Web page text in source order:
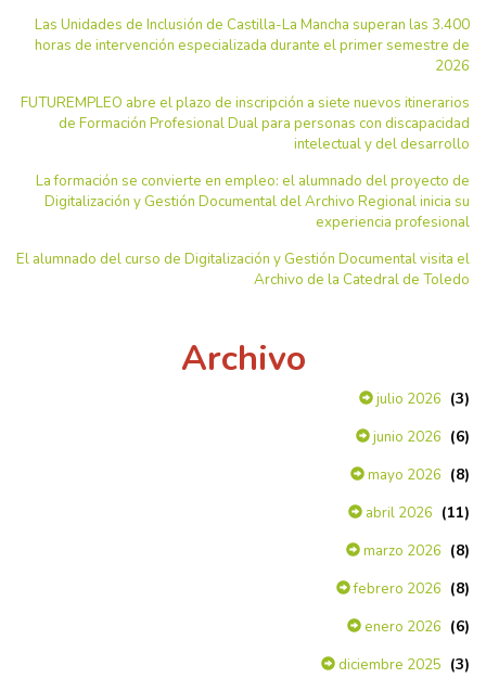
Las Unidades de Inclusión de Castilla-La Mancha superan las 3.400
horas de intervención especializada durante el primer semestre de
2026
FUTUREMPLEO abre el plazo de inscripción a siete nuevos itinerarios
de Formación Profesional Dual para personas con discapacidad
intelectual y del desarrollo
La formación se convierte en empleo: el alumnado del proyecto de
Digitalización y Gestión Documental del Archivo Regional inicia su
experiencia profesional
El alumnado del curso de Digitalización y Gestión Documental visita el
Archivo de la Catedral de Toledo
Archivo
julio 2026 (3)
junio 2026 (6)
mayo 2026 (8)
abril 2026 (11)
marzo 2026 (8)
febrero 2026 (8)
enero 2026 (6)
diciembre 2025 (3)